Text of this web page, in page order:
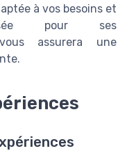
à vos besoins et
pour ses
assurera une